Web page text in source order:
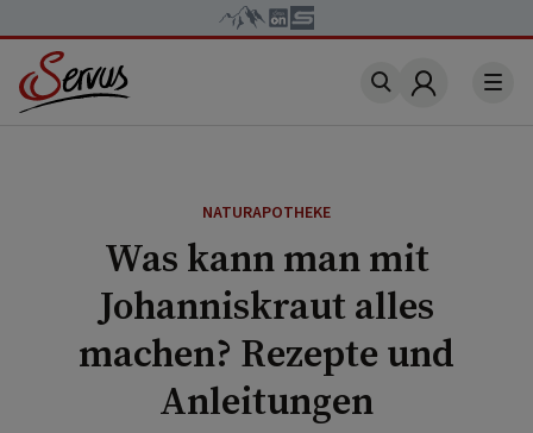
Account
NATURAPOTHEKE
Was kann man mit
Johanniskraut alles
machen? Rezepte und
Anleitungen